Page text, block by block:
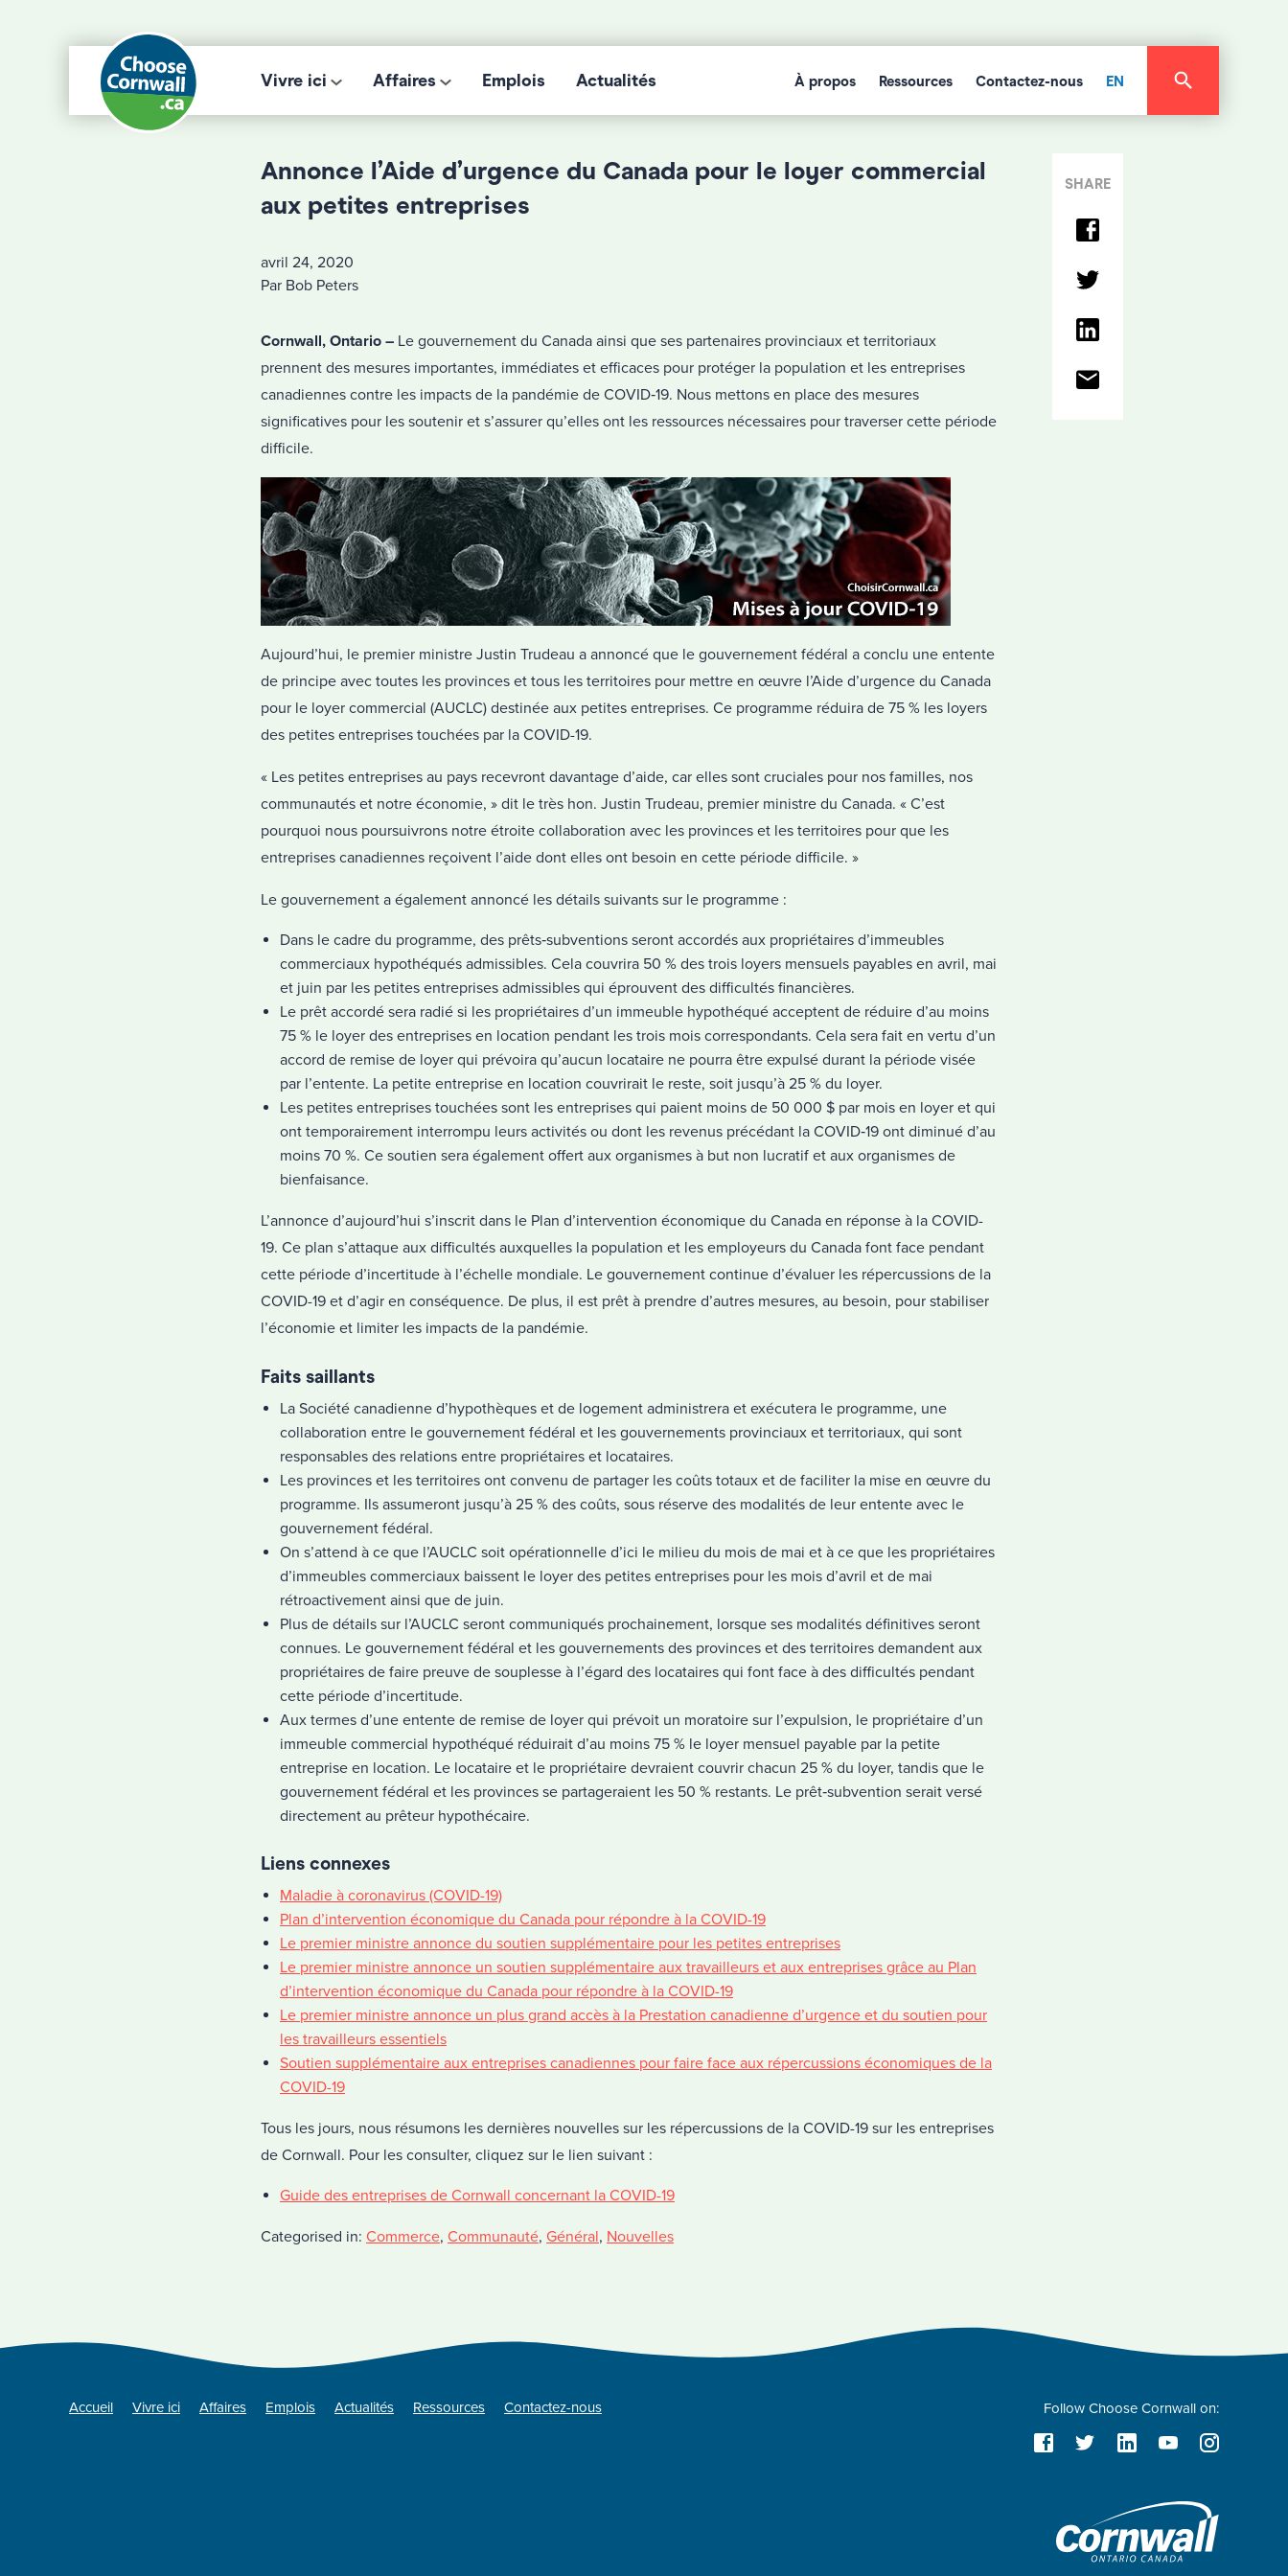
Vivre ici Affaires Emplois Actualités À propos Ressources Contactez-nous EN
Annonce l’Aide d’urgence du Canada pour le loyer commercial
aux petites entreprises
avril 24, 2020
Par Bob Peters
Cornwall, Ontario – Le gouvernement du Canada ainsi que ses partenaires provinciaux et territoriaux
prennent des mesures importantes, immédiates et efficaces pour protéger la population et les entreprises
canadiennes contre les impacts de la pandémie de COVID‑19. Nous mettons en place des mesures
significatives pour les soutenir et s’assurer qu’elles ont les ressources nécessaires pour traverser cette période
difficile.
Aujourd’hui, le premier ministre Justin Trudeau a annoncé que le gouvernement fédéral a conclu une entente
de principe avec toutes les provinces et tous les territoires pour mettre en œuvre l’Aide d’urgence du Canada
pour le loyer commercial (AUCLC) destinée aux petites entreprises. Ce programme réduira de 75 % les loyers
des petites entreprises touchées par la COVID-19.
« Les petites entreprises au pays recevront davantage d’aide, car elles sont cruciales pour nos familles, nos
communautés et notre économie, » dit le très hon. Justin Trudeau, premier ministre du Canada. « C’est
pourquoi nous poursuivrons notre étroite collaboration avec les provinces et les territoires pour que les
entreprises canadiennes reçoivent l’aide dont elles ont besoin en cette période difficile. »
Le gouvernement a également annoncé les détails suivants sur le programme :
Dans le cadre du programme, des prêts‑subventions seront accordés aux propriétaires d’immeubles
commerciaux hypothéqués admissibles. Cela couvrira 50 % des trois loyers mensuels payables en avril, mai
et juin par les petites entreprises admissibles qui éprouvent des difficultés financières.
Le prêt accordé sera radié si les propriétaires d’un immeuble hypothéqué acceptent de réduire d’au moins
75 % le loyer des entreprises en location pendant les trois mois correspondants. Cela sera fait en vertu d’un
accord de remise de loyer qui prévoira qu’aucun locataire ne pourra être expulsé durant la période visée
par l’entente. La petite entreprise en location couvrirait le reste, soit jusqu’à 25 % du loyer.
Les petites entreprises touchées sont les entreprises qui paient moins de 50 000 $ par mois en loyer et qui
ont temporairement interrompu leurs activités ou dont les revenus précédant la COVID‑19 ont diminué d’au
moins 70 %. Ce soutien sera également offert aux organismes à but non lucratif et aux organismes de
bienfaisance.
L’annonce d’aujourd’hui s’inscrit dans le Plan d’intervention économique du Canada en réponse à la COVID-
19. Ce plan s’attaque aux difficultés auxquelles la population et les employeurs du Canada font face pendant
cette période d’incertitude à l’échelle mondiale. Le gouvernement continue d’évaluer les répercussions de la
COVID-19 et d’agir en conséquence. De plus, il est prêt à prendre d’autres mesures, au besoin, pour stabiliser
l’économie et limiter les impacts de la pandémie.
Faits saillants
La Société canadienne d’hypothèques et de logement administrera et exécutera le programme, une
collaboration entre le gouvernement fédéral et les gouvernements provinciaux et territoriaux, qui sont
responsables des relations entre propriétaires et locataires.
Les provinces et les territoires ont convenu de partager les coûts totaux et de faciliter la mise en œuvre du
programme. Ils assumeront jusqu’à 25 % des coûts, sous réserve des modalités de leur entente avec le
gouvernement fédéral.
On s’attend à ce que l’AUCLC soit opérationnelle d’ici le milieu du mois de mai et à ce que les propriétaires
d’immeubles commerciaux baissent le loyer des petites entreprises pour les mois d’avril et de mai
rétroactivement ainsi que de juin.
Plus de détails sur l’AUCLC seront communiqués prochainement, lorsque ses modalités définitives seront
connues. Le gouvernement fédéral et les gouvernements des provinces et des territoires demandent aux
propriétaires de faire preuve de souplesse à l’égard des locataires qui font face à des difficultés pendant
cette période d’incertitude.
Aux termes d’une entente de remise de loyer qui prévoit un moratoire sur l’expulsion, le propriétaire d’un
immeuble commercial hypothéqué réduirait d’au moins 75 % le loyer mensuel payable par la petite
entreprise en location. Le locataire et le propriétaire devraient couvrir chacun 25 % du loyer, tandis que le
gouvernement fédéral et les provinces se partageraient les 50 % restants. Le prêt‑subvention serait versé
directement au prêteur hypothécaire.
Liens connexes
Maladie à coronavirus (COVID-19)
Plan d’intervention économique du Canada pour répondre à la COVID-19
Le premier ministre annonce du soutien supplémentaire pour les petites entreprises
Le premier ministre annonce un soutien supplémentaire aux travailleurs et aux entreprises grâce au Plan
d’intervention économique du Canada pour répondre à la COVID-19
Le premier ministre annonce un plus grand accès à la Prestation canadienne d’urgence et du soutien pour
les travailleurs essentiels
Soutien supplémentaire aux entreprises canadiennes pour faire face aux répercussions économiques de la
COVID-19
Tous les jours, nous résumons les dernières nouvelles sur les répercussions de la COVID-19 sur les entreprises
de Cornwall. Pour les consulter, cliquez sur le lien suivant :
Guide des entreprises de Cornwall concernant la COVID-19
Categorised in: Commerce, Communauté, Général, Nouvelles
SHARE
Accueil Vivre ici Affaires Emplois Actualités Ressources Contactez-nous Follow Choose Cornwall on: